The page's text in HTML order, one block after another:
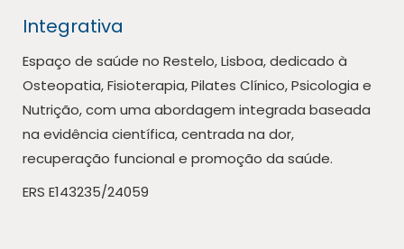
Integrativa
Espaço de saúde no Restelo, Lisboa, dedicado à
Osteopatia, Fisioterapia, Pilates Clínico, Psicologia e
Nutrição, com uma abordagem integrada baseada
na evidência científica, centrada na dor,
recuperação funcional e promoção da saúde.
ERS E143235/24059